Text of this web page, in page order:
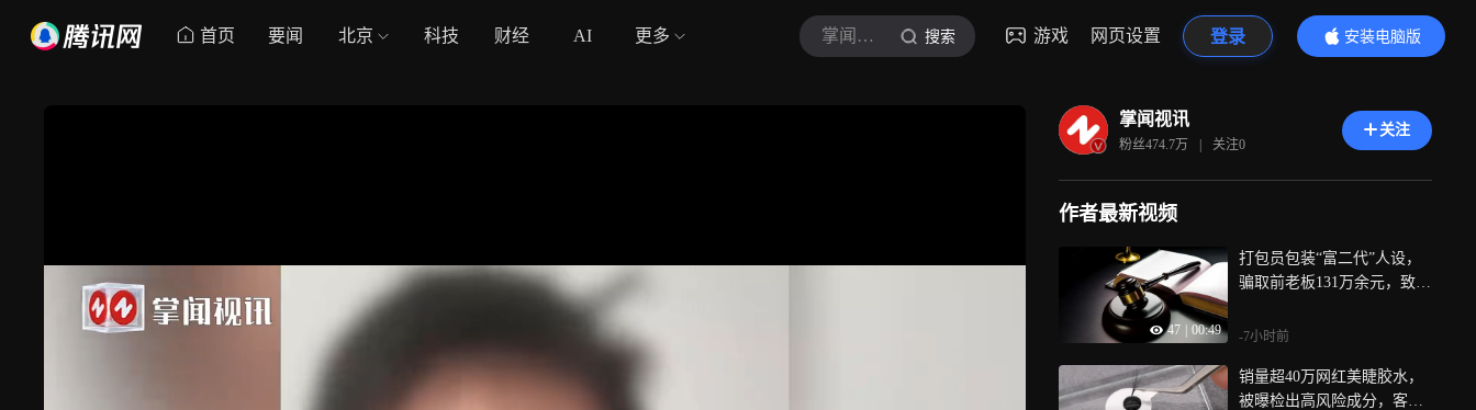
首页 要闻 北京 科技 财经 AI 更多 掌闻视讯 搜索 游戏 网页设置 登录
安装电脑版
内容更精彩
掌闻视讯
粉丝474.7万 | 关注0
关注
作者最新视频
47 00:49
打包员包装“富二代”人设，
骗取前老板131万余元，致其
-7小时前
销量超40万网红美睫胶水，
被曝检出高风险成分，客服